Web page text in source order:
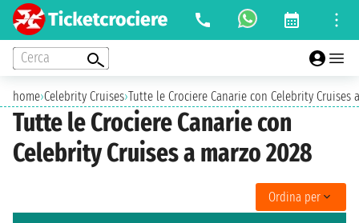
Cerca
home›Celebrity Cruises›Tutte le Crociere Canarie con Celebrity Cruises
Tutte le Crociere Canarie con
Celebrity Cruises a marzo 2028
Ordina per